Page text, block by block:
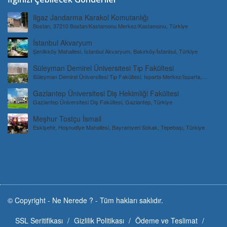
Ilgaz Jandarma Karakol Komutanlığı
Bostan, 37210 Bostan/Kastamonu Merkez/Kastamonu, Türkiye
İstanbul Akvaryum
Şenlikköy Mahallesi, İstanbul Akvaryum, Bakırköy/İstanbul, Türkiye
Süleyman Demirel Üniversitesi Tıp Fakültesi
Süleyman Demirel Üniversitesi Tıp Fakültesi, Isparta Merkez/Isparta,
Gaziantep Üniversitesi Diş Hekimliği Fakültesi
Gaziantep Üniversitesi Diş Fakültesi, Gaziantep, Türkiye
Meşhur Tostçu İsmail
Eskişehir, Hoşnudiye Mahallesi, Bayramyeri Sokak, Tepebaşı, Türkiye
© Copyright - Ne Nerede ? - Tüm hakları saklıdır.
SSL Seritifikası
Gizlilik Politikası
Ödeme ve Teslimat